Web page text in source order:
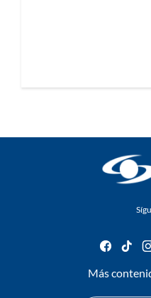
Más